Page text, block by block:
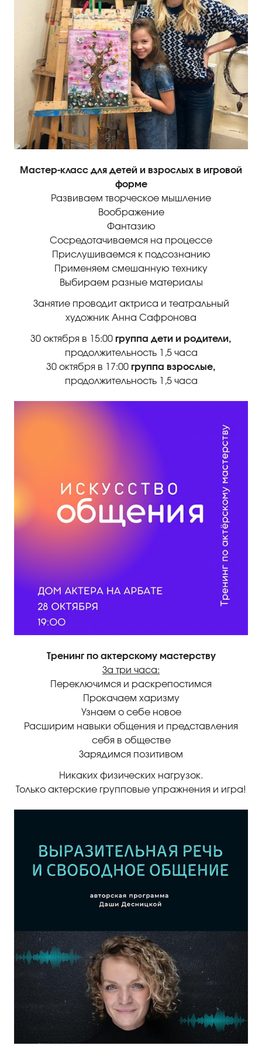
Правила группового посещения
Порядок возврата билетов
Новости
Репертуар
Афиша
Мастер-класс для детей и взрослых в игровой
форме
Развиваем творческое мышление
Воображение
Фантазию
Сосредотачиваемся на процессе
Прислушиваемся к подсознанию
Применяем смешанную технику
Выбираем разные материалы
Занятие проводит актриса и театральный
художник Анна Сафронова
30 октября в 15:00 группа дети и родители,
продолжительность 1,5 часа
30 октября в 17:00 группа взрослые,
продолжительность 1,5 часа
Тренинг по актерскому мастерству
За три часа:
Переключимся и раскрепостимся
Прокачаем харизму
Узнаем о себе новое
Расширим навыки общения и представления
себя в обществе
Зарядимся позитивом
Никаких физических нагрузок.
Только актерские групповые упражнения и игра!